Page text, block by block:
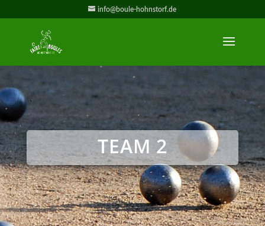
info@boule-hohnstorf.de
TEAM 2